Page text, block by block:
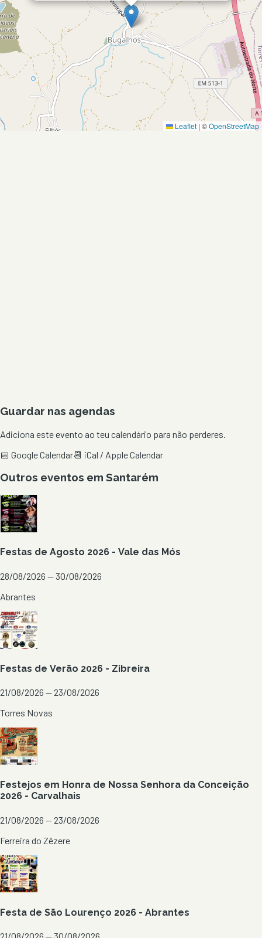
Leaflet | ©OpenStreetMap
Guardar nas agendas
Adiciona este evento ao teu calendário para não perderes.
📅 Google Calendar📆 iCal / Apple Calendar
Outros eventos em Santarém
Festas de Agosto 2026 - Vale das Mós
28/08/2026 — 30/08/2026
Abrantes
Festas de Verão 2026 - Zibreira
21/08/2026 — 23/08/2026
Torres Novas
Festejos em Honra de Nossa Senhora da Conceição
2026 - Carvalhais
21/08/2026 — 23/08/2026
Ferreira do Zêzere
Festa de São Lourenço 2026 - Abrantes